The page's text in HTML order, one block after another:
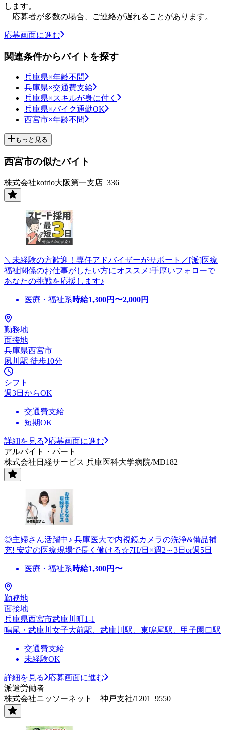
します。
∟応募者が多数の場合、ご連絡が遅れることがあります。
応募画面に進む
関連条件からバイトを探す
兵庫県×年齢不問
兵庫県×交通費支給
兵庫県×スキルが身に付く
兵庫県×バイク通勤OK
西宮市×年齢不問
もっと見る
西宮市の似たバイト
株式会社kotrio大阪第一支店_336
＼未経験の方歓迎！専任アドバイザーがサポート／[派]医療
福祉関係のお仕事がしたい方にオススメ!手厚いフォローで
あなたの挑戦を応援します♪
医療・福祉系時給1,300円〜2,000円
勤務地
面接地
兵庫県西宮市
夙川駅 徒歩10分
シフト
週3日からOK
交通費支給
短期OK
詳細を見る
応募画面に進む
アルバイト・パート
株式会社日経サービス 兵庫医科大学病院/MD182
◎主婦さん活躍中♪ 兵庫医大で内視鏡カメラの洗浄&備品補
充! 安定の医療現場で長く働ける☆7H/日×週2～3日or週5日
医療・福祉系時給1,300円〜
勤務地
面接地
兵庫県西宮市武庫川町1-1
鳴尾・武庫川女子大前駅、武庫川駅、東鳴尾駅、甲子園口駅
交通費支給
未経験OK
詳細を見る
応募画面に進む
派遣労働者
株式会社ニッソーネット 神戸支社/1201_9550